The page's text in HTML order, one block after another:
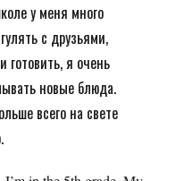
у меня много
с друзьями,
готовить, я очень
новые блюда.
всего на свете